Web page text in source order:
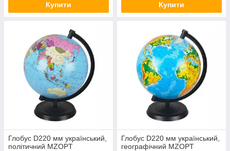
Купити Купити
Глобус D220 мм український,
політичний MZOPT
Глобус D220 мм український,
географічний MZOPT